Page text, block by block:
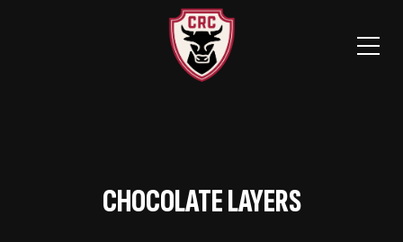
CHOCOLATE LAYERS